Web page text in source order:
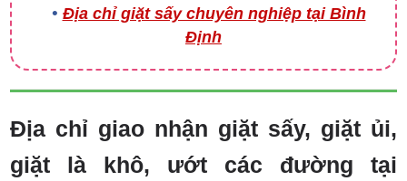
Địa chỉ giặt sấy chuyên nghiệp tại Bình
Định
Địa chỉ giao nhận giặt sấy, giặt ủi,
giặt là khô, ướt các đường tại